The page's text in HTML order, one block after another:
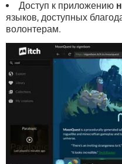
Доступ к приложению
языков, доступных
волонтерам.